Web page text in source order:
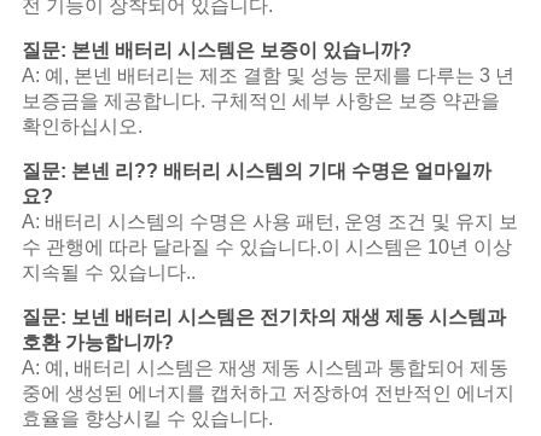
전 기능이 장착되어 있습니다.
질문: 본넨 배터리 시스템은 보증이 있습니까?
A: 예, 본넨 배터리는 제조 결함 및 성능 문제를 다루는 3 년
보증금을 제공합니다. 구체적인 세부 사항은 보증 약관을
확인하십시오.
질문: 본넨 리?? 배터리 시스템의 기대 수명은 얼마일까
요?
A: 배터리 시스템의 수명은 사용 패턴, 운영 조건 및 유지 보
수 관행에 따라 달라질 수 있습니다.이 시스템은 10년 이상
지속될 수 있습니다..
질문: 보넨 배터리 시스템은 전기차의 재생 제동 시스템과
호환 가능합니까?
A: 예, 배터리 시스템은 재생 제동 시스템과 통합되어 제동
중에 생성된 에너지를 캡처하고 저장하여 전반적인 에너지
효율을 향상시킬 수 있습니다.